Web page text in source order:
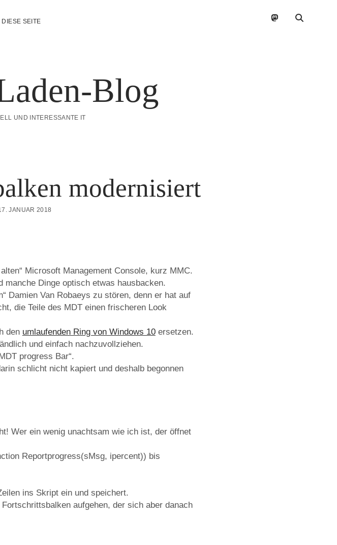
DIESE SEITE mastodon
Blog
UND INTERESSANTE IT
modernisiert
JANUAR 2018
Microsoft Management Console, kurz MMC.
Dinge optisch etwas hausbacken.
Damien Van Robaeys zu stören, denn er hat auf
die Teile des MDT einen frischeren Look
den umlaufenden Ring von Windows 10ersetzen.
und einfach nachzuvollziehen.
progress Bar“.
schlicht nicht kapiert und deshalb begonnen
Wer ein wenig unachtsam wie ich ist, der öffnet
Reportprogress(sMsg, ipercent)) bis
ins Skript ein und speichert.
aufgehen, der sich aber danach